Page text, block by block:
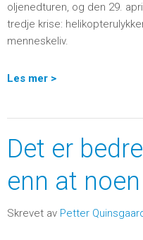
oljenedturen, og den 29.
tredje krise:
menneskeliv.
Les mer >
Det er
enn at
Skrevet av Petter